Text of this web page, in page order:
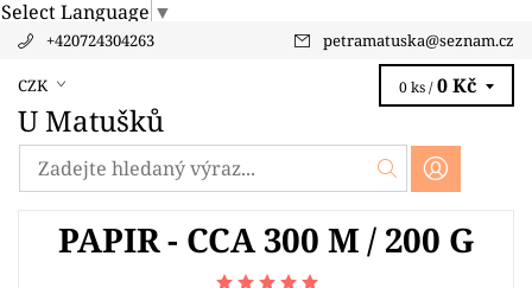
Select Language ▼
+420724304263 petramatuska@seznam.cz
CZK
U Matušků
0 ks / 0 Kč
PAPIR - CCA 300 M / 200 G